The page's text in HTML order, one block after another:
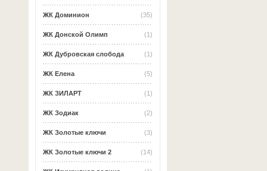
(35)
ЖК Доминион
(1)
ЖК Донской Олимп
(1)
ЖК Дубровская слобода
(5)
ЖК Елена
(1)
ЖК ЗИЛАРТ
(2)
ЖК Зодиак
(3)
ЖК Золотые ключи
(14)
ЖК Золотые ключи 2